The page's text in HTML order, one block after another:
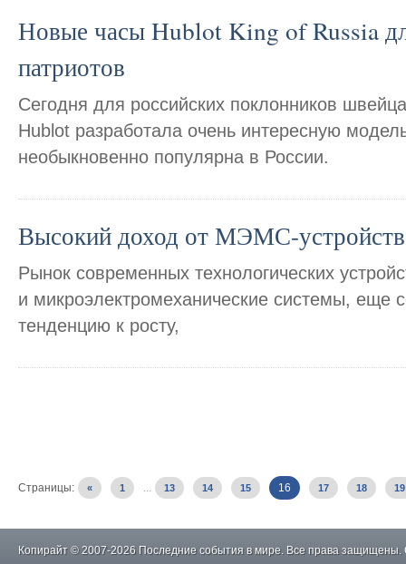
Новые часы Hublot King of Russia
патриотов
Сегодня для российских поклонников
Hublot разработала очень интересную
необыкновенно популярна в России.
Высокий доход от МЭМС-устройств
Рынок современных технологических
и микроэлектромеханические системы, еще
тенденцию к росту,
Страницы: « 1 ... 13 14 15 16 17 18 19
Копирайт © 2007-2026 Последние события в мире. Все права защищены.